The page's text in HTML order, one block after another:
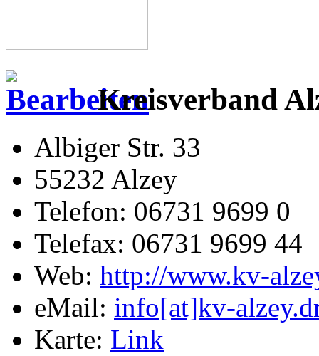
Kreisverband
Albiger Str. 33
55232 Alzey
Telefon: 06731 9699 0
Telefax: 06731 9699 44
Web: http://www.kv-
eMail: info[at]kv-
Karte: Link